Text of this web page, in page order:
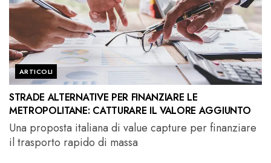
ARTICOLI
STRADE ALTERNATIVE PER FINANZIARE LE
METROPOLITANE: CATTURARE IL VALORE AGGIUNTO
Una proposta italiana di value capture per finanziare
il trasporto rapido di massa